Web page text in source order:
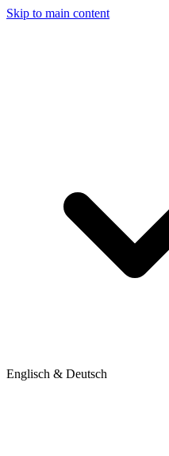
Skip to main content
Englisch & Deutsch